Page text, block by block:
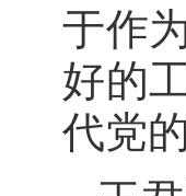
于作
好的
代党